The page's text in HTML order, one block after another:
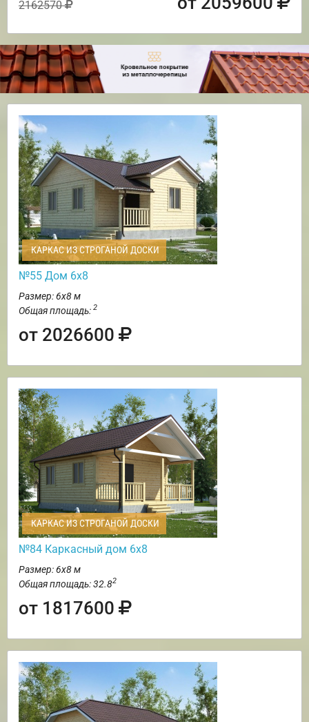
2162570
КАРКАС ИЗ СТРОГАНОЙ ДОСКИ
№55 Дом 6х8
Размер: 6х8 м
Общая площадь: 2
от 2026600
КАРКАС ИЗ СТРОГАНОЙ ДОСКИ
№84 Каркасный дом 6х8
Размер: 6х8 м
Общая площадь: 32.82
от 1817600